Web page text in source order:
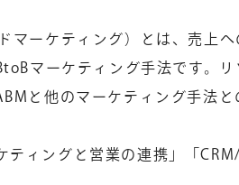
マーケティング）とは、売上
マーケティング手法です。
と他のマーケティング手法
ティングと営業の連携」「